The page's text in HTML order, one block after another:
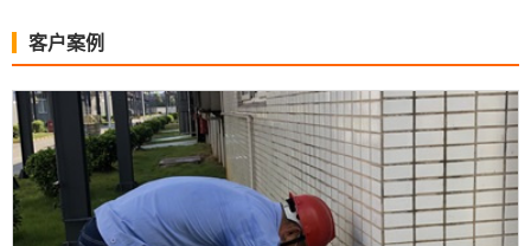
客户案例